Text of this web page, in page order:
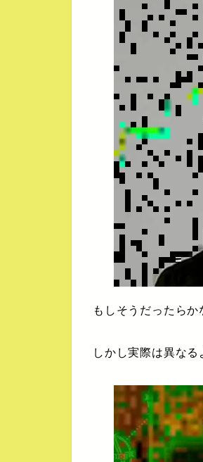
もしそうだったらか
しかし実際は異な